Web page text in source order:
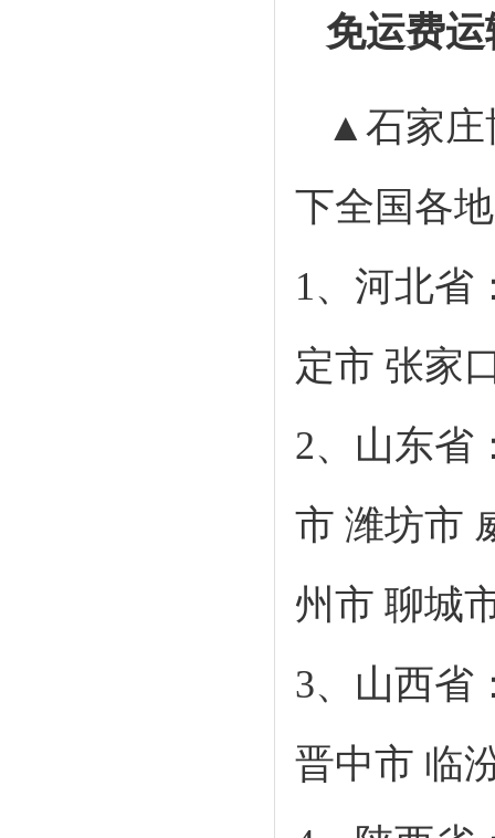
免运费
▲石家庄
下全国各
1、河北省
定市 张家
2、山东省
市 潍坊市
州市 聊城
3、山西省
晋中市 临